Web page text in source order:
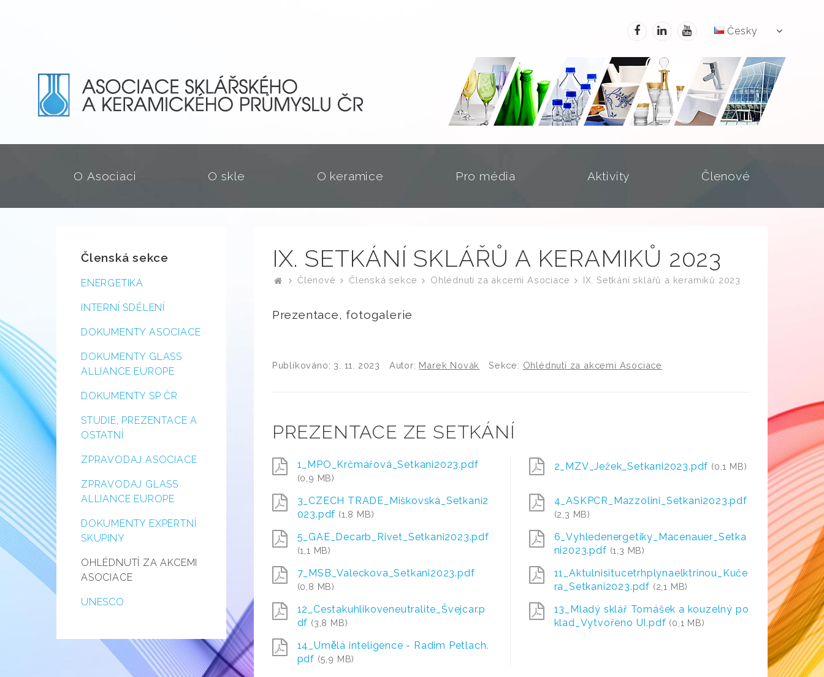
Česky
O Asociaci O skle O keramice Pro média Aktivity Členové
IX. SETKÁNÍ SKLÁŘŮ A KERAMIKŮ 2023
Členové Členská sekce Ohlédnutí za akcemi Asociace IX. Setkání sklářů a keramiků 2023
Prezentace, fotogalerie
Publikováno: 3. 11. 2023 Autor: Marek Novák Sekce: Ohlédnutí za akcemi Asociace
PREZENTACE ZE SETKÁNÍ
1_MPO_Krčmářová_Setkani2023.pdf
(0,9 MB)
2_MZV_Ježek_Setkani2023.pdf (0,1 MB)
3_CZECH TRADE_Miškovská_Setkani2
023.pdf (1,8 MB)
4_ASKPCR_Mazzolini_Setkani2023.pdf
(2,3 MB)
5_GAE_Decarb_Rivet_Setkani2023.pdf
(1,1 MB)
6_Vyhledenergetiky_Macenauer_Setka
ni2023.pdf (1,3 MB)
7_MSB_Valeckova_Setkani2023.pdf
(0,8 MB)
11_Aktulnisitucetrhplynaelktrinou_Kuče
ra_Setkani2023.pdf (2,1 MB)
12_Cestakuhlikoveneutralite_Švejcar.p
df (3,8 MB)
13_Mladý sklář Tomášek a kouzelný po
klad_Vytvořeno UI.pdf (0,1 MB)
14_Umělá inteligence - Radim Petlach.
pdf (5,9 MB)
Členská sekce
ENERGETIKA
INTERNÍ SDĚLENÍ
DOKUMENTY ASOCIACE
DOKUMENTY GLASS
ALLIANCE EUROPE
DOKUMENTY SP ČR
STUDIE, PREZENTACE A
OSTATNÍ
ZPRAVODAJ ASOCIACE
ZPRAVODAJ GLASS
ALLIANCE EUROPE
DOKUMENTY EXPERTNÍ
SKUPINY
OHLÉDNUTÍ ZA AKCEMI
ASOCIACE
UNESCO